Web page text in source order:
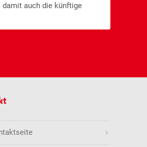
auch die künftige